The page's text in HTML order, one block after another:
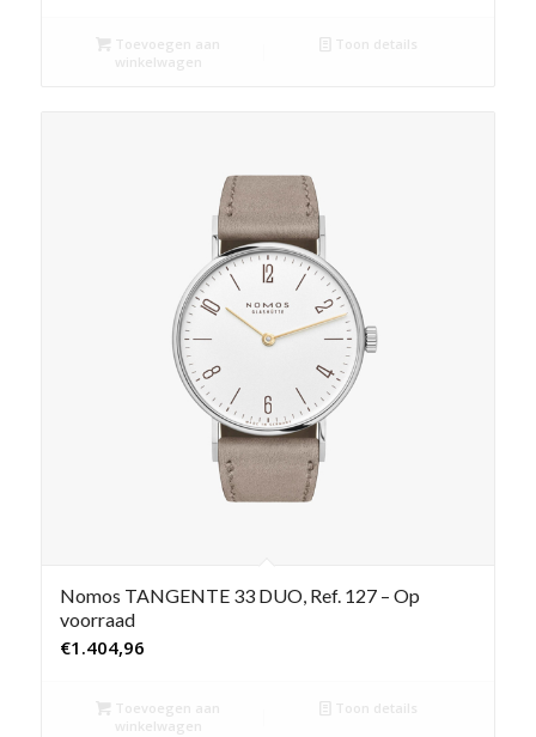
Toevoegen aan
winkelwagen
Toon details
Nomos TANGENTE 33 DUO, Ref. 127 – Op
voorraad
€1.404,96
Toevoegen aan
winkelwagen
Toon details